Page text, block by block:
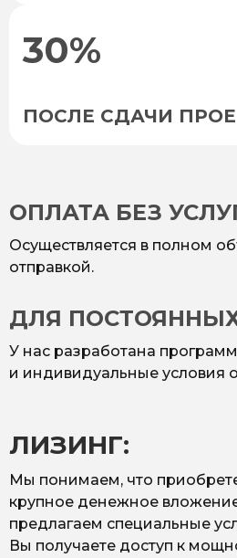
30%
ПОСЛЕ СДАЧИ
ОПЛАТА БЕЗ
Осуществляется в полном
отправкой.
ДЛЯ
У нас разработана
и индивидуальные условия
ЛИЗИНГ:
Мы понимаем, что
крупное денежное
предлагаем специальные
Вы получаете доступ к